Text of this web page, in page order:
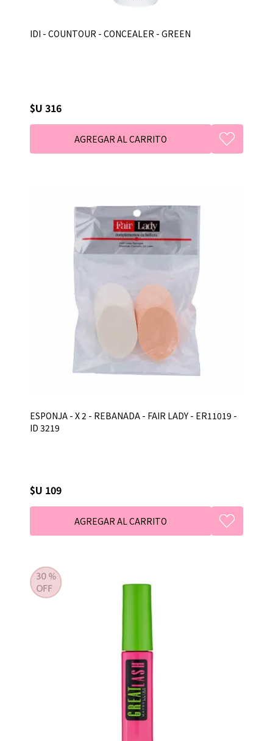
IDI - COUNTOUR - CONCEALER - GREEN
$U 316
ESPONJA - X 2 - REBANADA - FAIR LADY - ER11019 -
ID 3219
$U 109